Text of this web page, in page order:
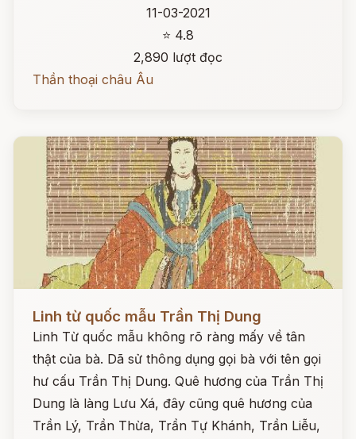
11-03-2021
⭐ 4.8
2,890 lượt đọc
Thần thoại châu Âu
Linh từ quốc mẫu Trần Thị Dung
Linh Từ quốc mẫu không rõ ràng mấy về tân
thật của bà. Dã sử thông dụng gọi bà với tên gọi
hư cấu Trần Thị Dung. Quê hương của Trần Thị
Dung là làng Lưu Xá, đây cũng quê hương của
Trần Lý, Trần Thừa, Trần Tự Khánh, Trần Liễu,